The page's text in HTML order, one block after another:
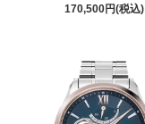
170,500円(税込)